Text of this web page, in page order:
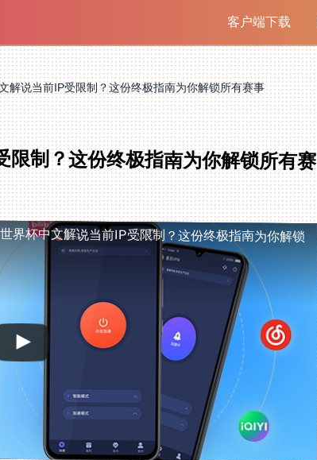
客户端下载
解说当前IP受限制？这份终极指南为你解锁所有赛事
制？这份终极指南为你解锁所有赛
界杯中文解说当前IP受限制？这份终极指南为你解锁